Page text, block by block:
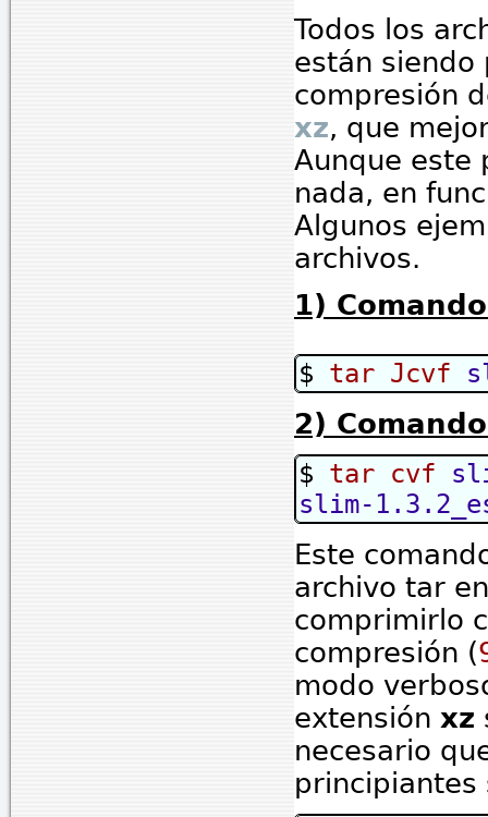
Todos los
están siendo
compresión
xz, que
Aunque este
nada, en
Algunos
archivos.
1)
$ tar Jcvf
2)
$ tar cvf
slim-
Este
archivo tar
comprimirlo
compresión (
modo
extensión xz
necesario
principiantes